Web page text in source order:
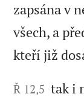
zapsána v
všech, a
kteří již
Ř 12,5 tak i